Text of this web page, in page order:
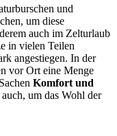
und
um diese
auch im Zelturlaub
in vielen Teilen
angestiegen. In der
vor Ort eine Menge
Komfort und
um das Wohl der